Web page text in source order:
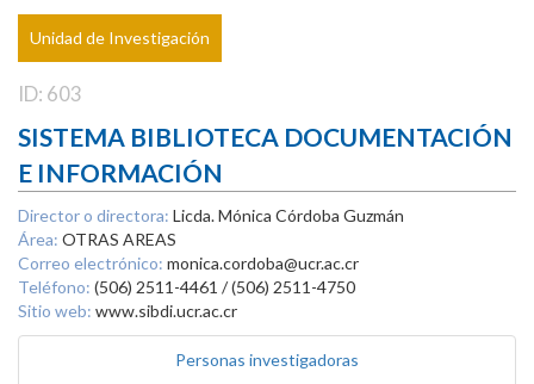
Unidad de Investigación
ID: 603
SISTEMA BIBLIOTECA DOCUMENTACIÓN
E INFORMACIÓN
Director o directora: Licda. Mónica Córdoba Guzmán
Área: OTRAS AREAS
Correo electrónico: monica.cordoba@ucr.ac.cr
Teléfono: (506) 2511-4461 / (506) 2511-4750
Sitio web: www.sibdi.ucr.ac.cr
Personas investigadoras